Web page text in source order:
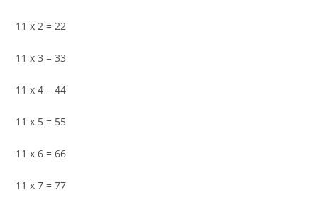
11 x 2 = 22
11 x 3 = 33
11 x 4 = 44
11 x 5 = 55
11 x 6 = 66
11 x 7 = 77